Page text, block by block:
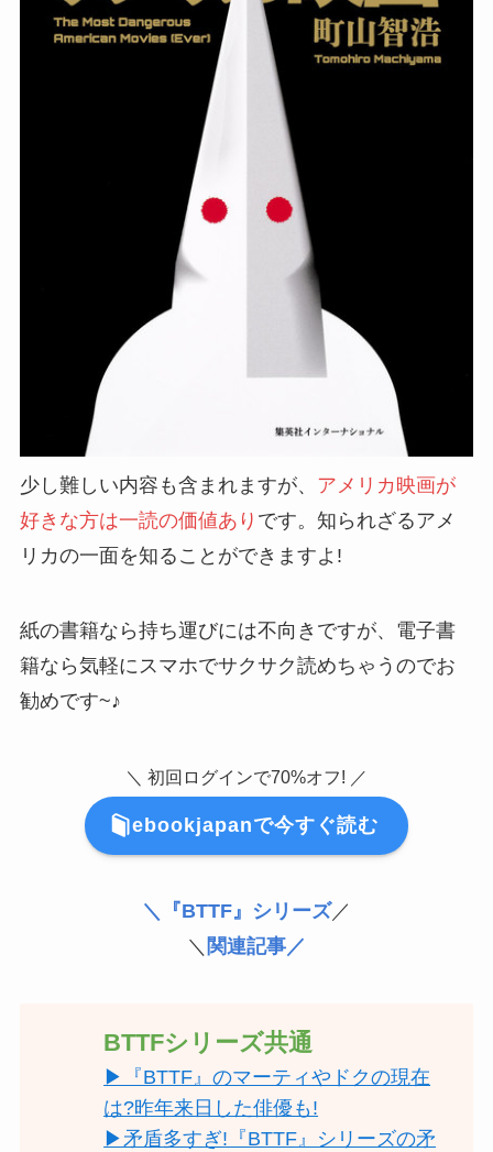
少し難しい内容も含まれますが、 アメリカ映画が
好きな方は一読の価値あり です。知られざるアメ
リカの一面を知ることができますよ!
紙の書籍なら持ち運びには不向きですが、電子書
籍なら気軽にスマホでサクサク読めちゃうのでお
勧めです~♪
＼ 初回ログインで70%オフ! ／
ebookjapanで今すぐ読む
＼『BTTF』シリーズ／
＼ 関連記事／
BTTFシリーズ共通
▶『BTTF』のマーティやドクの現在
は?昨年来日した俳優も!
▶矛盾多すぎ!『BTTF』シリーズの矛